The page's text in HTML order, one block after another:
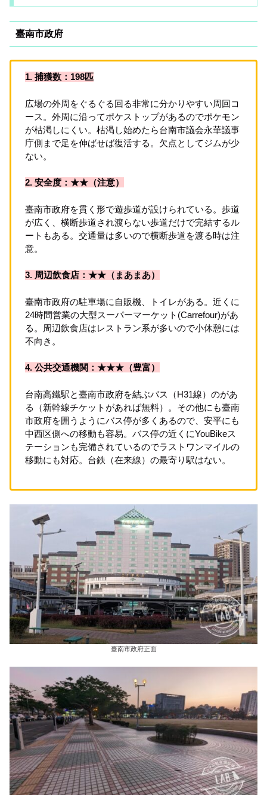
臺南市政府
1. 捕獲数：198匹
広場の外周をぐるぐる回る非常に分かりやすい周回コ
ース。外周に沿ってポケストップがあるのでポケモン
が枯渇しにくい。枯渇し始めたら台南市議会永華議事
庁側まで足を伸ばせば復活する。欠点としてジムが少
ない。
2. 安全度：★★（注意）
臺南市政府を貫く形で遊歩道が設けられている。歩道
が広く、横断歩道され渡らない歩道だけで完結するル
ートもある。交通量は多いので横断歩道を渡る時は注
意。
3. 周辺飲食店：★★（まあまあ）
臺南市政府の駐車場に自販機、トイレがある。近くに
24時間営業の大型スーパーマーケット(Carrefour)があ
る。周辺飲食店はレストラン系が多いので小休憩には
不向き。
4. 公共交通機関：★★★（豊富）
台南高鐵駅と臺南市政府を結ぶバス（H31線）のがあ
る（新幹線チケットがあれば無料）。その他にも臺南
市政府を囲うようにバス停が多くあるので、安平にも
中西区側への移動も容易。バス停の近くにYouBikeス
テーションも完備されているのでラストワンマイルの
移動にも対応。台鉄（在来線）の最寄り駅はない。
臺南市政府正面